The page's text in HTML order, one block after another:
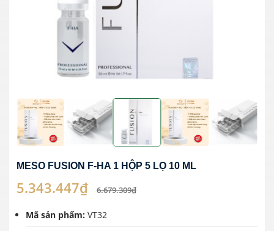
MESO FUSION F-HA 1 HỘP 5 LỌ 10 ML
5.343.447₫ 6.679.309₫
Mã sản phẩm: VT32